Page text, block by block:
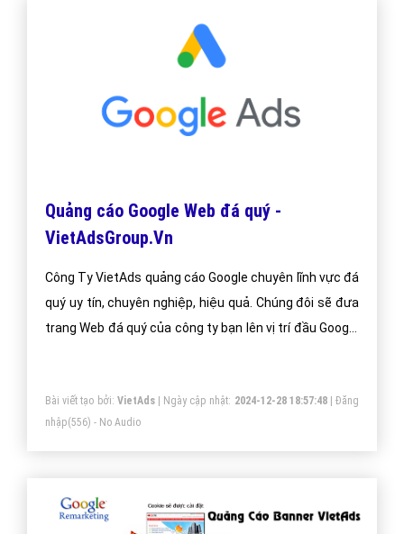
Quảng cáo Google Web đá quý -
VietAdsGroup.Vn
Công Ty VietAds quảng cáo Google chuyên lĩnh vực đá
quý uy tín, chuyên nghiệp, hiệu quả. Chúng đôi sẽ đưa
trang Web đá quý của công ty bạn lên vị trí đầu Google
Bài viết tạo bởi: VietAds| Ngày cập nhật: 2024-12-28 18:57:48|Đăng
nhập(556) - No Audio